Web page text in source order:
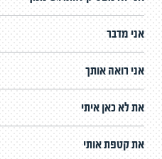
אני מדבר
אני רואה אותך
את לא כאן איתי
את קטפת אותי